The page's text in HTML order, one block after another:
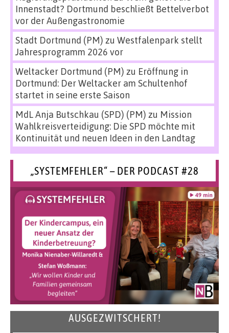
Innenstadt? Dortmund beschließt Bettelverbot
vor der Außengastronomie
Stadt Dortmund (PM) zu Westfalenpark stellt
Jahresprogramm 2026 vor
Weltacker Dortmund (PM) zu Eröffnung in
Dortmund: Der Weltacker am Schultenhof
startet in seine erste Saison
MdL Anja Butschkau (SPD) (PM) zu Mission
Wahlkreisverteidigung: Die SPD möchte mit
Kontinuität und neuen Ideen in den Landtag
„SYSTEMFEHLER“ – DER PODCAST #28
AUSGEZWITSCHERT!